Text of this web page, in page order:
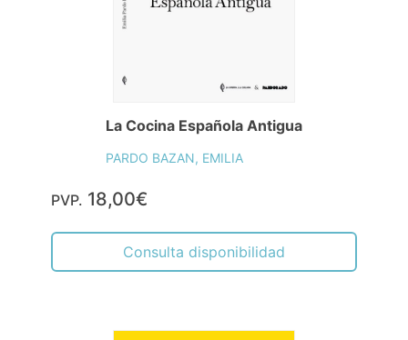
La Cocina Española Antigua
PARDO BAZAN, EMILIA
PVP. 18,00€
Consulta disponibilidad